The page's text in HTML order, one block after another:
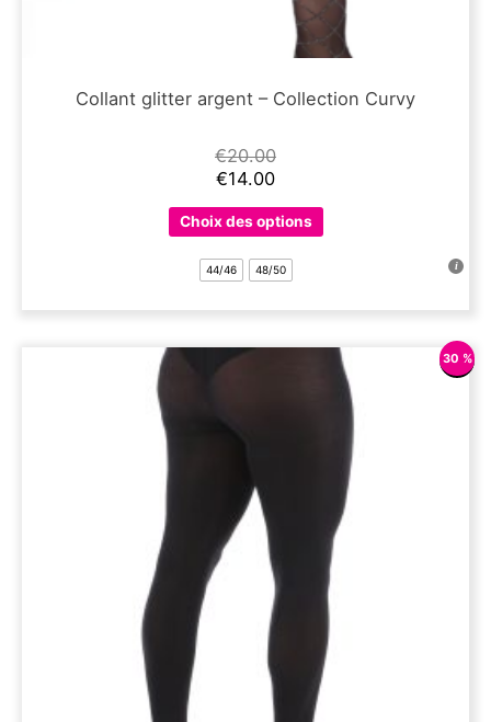
Collant glitter argent – Collection Curvy
€20.00
€14.00
Choix des options
Ce
produit
variations.
options
peuvent
être
page
du
produit
44/46 48/50
30 %